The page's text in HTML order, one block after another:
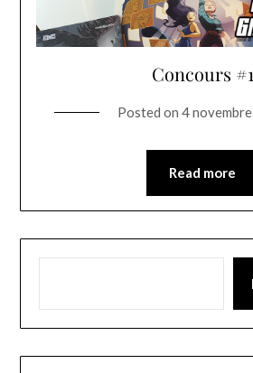
Concours #1
Posted on 4
Read more